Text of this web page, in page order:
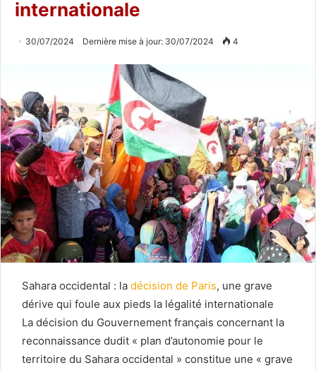
internationale
30/07/2024 Dernière mise à jour: 30/07/2024 4
Sahara occidental : la décision de Paris, une grave
dérive qui foule aux pieds la légalité internationale
La décision du Gouvernement français concernant la
reconnaissance dudit « plan d’autonomie pour le
territoire du Sahara occidental » constitue une « grave